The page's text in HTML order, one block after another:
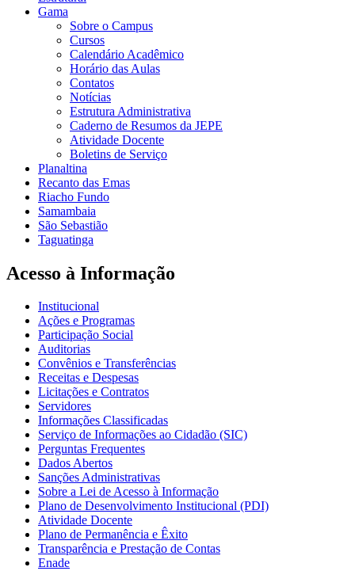
Gama
Sobre o Campus
Cursos
Calendário Acadêmico
Horário das Aulas
Contatos
Notícias
Estrutura Administrativa
Caderno de Resumos da JEPE
Atividade Docente
Boletins de Serviço
Planaltina
Recanto das Emas
Riacho Fundo
Samambaia
São Sebastião
Taguatinga
Acesso à Informação
Institucional
Ações e Programas
Participação Social
Auditorias
Convênios e Transferências
Receitas e Despesas
Licitações e Contratos
Servidores
Informações Classificadas
Serviço de Informações ao Cidadão (SIC)
Perguntas Frequentes
Dados Abertos
Sanções Administrativas
Sobre a Lei de Acesso à Informação
Plano de Desenvolvimento Institucional (PDI)
Atividade Docente
Plano de Permanência e Êxito
Transparência e Prestação de Contas
Enade